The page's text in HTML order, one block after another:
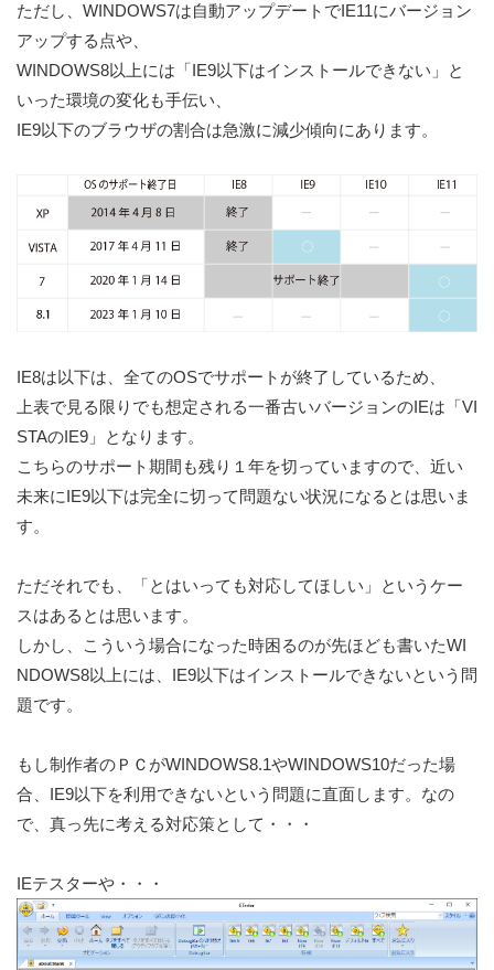
ただし、WINDOWS7は自動アップデートでIE11にバージョン
アップする点や、
WINDOWS8以上には「IE9以下はインストールできない」と
いった環境の変化も手伝い、
IE9以下のブラウザの割合は急激に減少傾向にあります。
IE8は以下は、全てのOSでサポートが終了しているため、
上表で見る限りでも想定される一番古いバージョンのIEは「VI
STAのIE9」となります。
こちらのサポート期間も残り１年を切っていますので、近い
未来にIE9以下は完全に切って問題ない状況になるとは思いま
す。
ただそれでも、「とはいっても対応してほしい」というケー
スはあるとは思います。
しかし、こういう場合になった時困るのが先ほども書いたWI
NDOWS8以上には、IE9以下はインストールできないという問
題です。
もし制作者のＰＣがWINDOWS8.1やWINDOWS10だった場
合、
IE9以下を利用できないという問題に直面します。なの
で、真っ先に考える対応策として・・・
IEテスターや・・・